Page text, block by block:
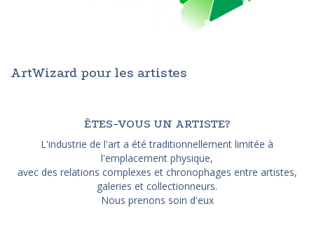
ArtWizard pour les artistes
ÊTES-VOUS UN ARTISTE?
L'industrie de l'art a été traditionnellement limitée à
l'emplacement physique,
avec des relations complexes et chronophages entre artistes,
galeries et collectionneurs.
Nous prenons soin d'eux